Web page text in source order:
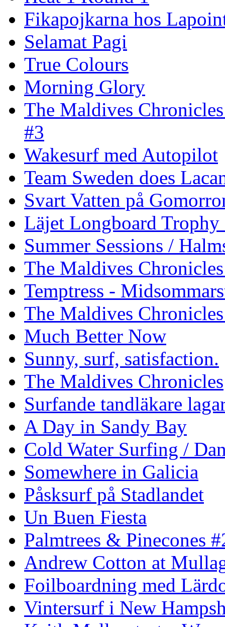
Fikapojkarna hos
Selamat Pagi
True Colours
Morning Glory
The Maldives
#3
Wakesurf med Autopilot
Team Sweden does
Svart Vatten på
Läjet Longboard
Summer Sessions /
The Maldives
Temptress -
The Maldives
Much Better Now
Sunny, surf, satisfaction.
The Maldives Chronicles
Surfande tandläkare
A Day in Sandy Bay
Cold Water Surfing /
Somewhere in Galicia
Påsksurf på Stadlandet
Un Buen Fiesta
Palmtrees & Pinecones
Andrew Cotton at
Foilboardning med
Vintersurf i New